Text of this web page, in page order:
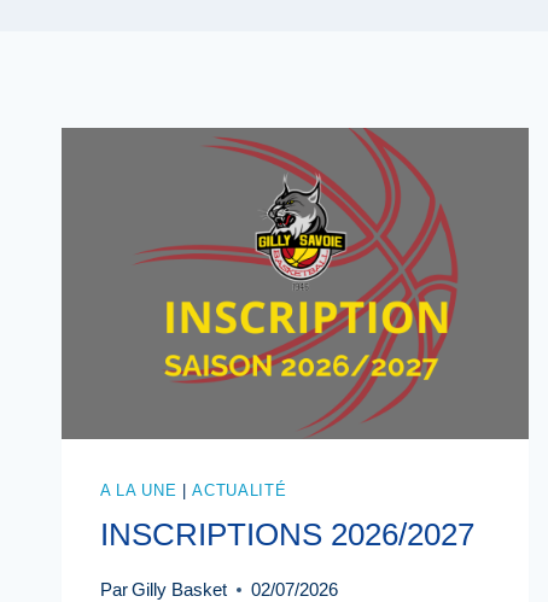
A LA UNE |ACTUALITÉ
INSCRIPTIONS 2026/2027
ParGilly Basket 02/07/2026